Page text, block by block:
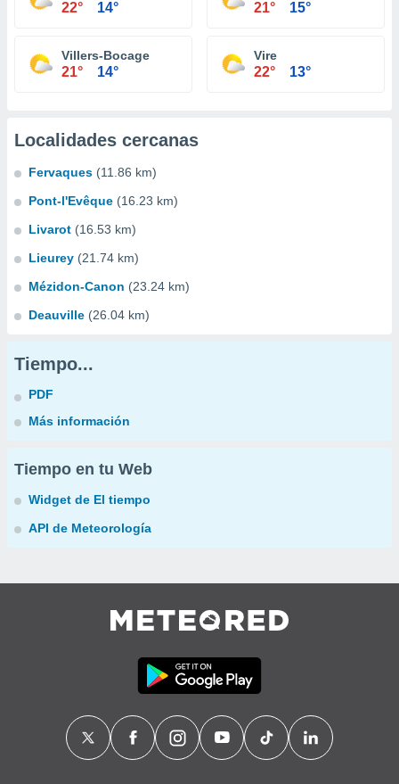
22° 14° 21° 15°
Villers-Bocage
21° 14°
Vire
22° 13°
Localidades cercanas
Fervaques (11.86 km)
Pont-l'Evêque (16.23 km)
Livarot (16.53 km)
Lieurey (21.74 km)
Mézidon-Canon (23.24 km)
Deauville (26.04 km)
Tiempo...
PDF
Más información
Tiempo en tu Web
Widget de El tiempo
API de Meteorología